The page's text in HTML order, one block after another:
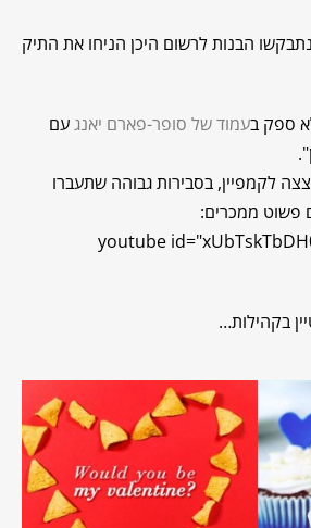
הבנות לרשום היכן הניחו את התיק
ספק בעמוד של סופר-פארם יאנגעם
לקמפיין, בסבירות גבוהה שתעברו
פשוט ממכרים:
[youtube
בקהילות…